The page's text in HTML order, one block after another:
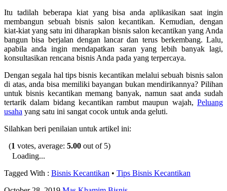
Itu tadilah beberapa kiat yang bisa anda aplikasikan saat ingin
membangun sebuah bisnis salon kecantikan. Kemudian, dengan
kiat-kiat yang satu ini diharapkan bisnis salon kecantikan yang Anda
bangun bisa berjalan dengan lancar dan terus berkembang. Lalu,
apabila anda ingin mendapatkan saran yang lebih banyak lagi,
konsultasikan rencana bisnis Anda pada yang terpercaya.
Dengan segala hal tips bisnis kecantikan melalui sebuah bisnis salon
di atas, anda bisa memiliki bayangan bukan mendirikannya? Pilihan
untuk bisnis kecantikan memang banyak, namun saat anda sudah
tertarik dalam bidang kecantikan rambut maupun wajah, Peluang
usaha yang satu ini sangat cocok untuk anda geluti.
Silahkan beri penilaian untuk artikel ini:
(1 votes, average: 5.00 out of 5)
Loading...
Tagged With : Bisnis Kecantikan • Tips Bisnis Kecantikan